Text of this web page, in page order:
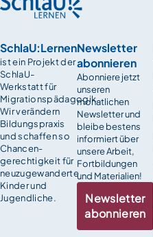
SchlaU:Lernen
ist ein Projekt der
SchlaU-
Werkstatt für
Migrationspädagogik.
Wir verändern
Bildungspraxis
und schaffen so
Chancen­
gerechtigkeit für
neuzugewanderte
Kinder und
Jugendliche.
Newsletter
abonnieren
Abonniere jetzt
unseren
monatlichen
Newsletter und
bleibe bestens
informiert über
unsere Arbeit,
Fortbildungen
und Materialien!
Newsletter
abonnieren